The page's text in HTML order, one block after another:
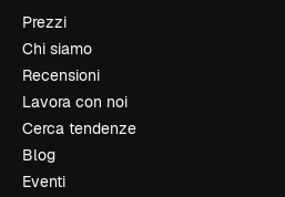
Prezzi
Chi siamo
Recensioni
Lavora con noi
Cerca tendenze
Blog
Eventi